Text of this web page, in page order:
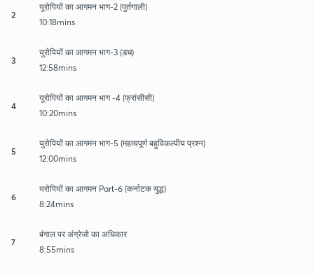
2
यूरोपियों का आगमन भाग-2 (पुर्तगाली)
10:18mins
3
युरोपियों का आगमन भाग-3 (डच)
12:58mins
4
यूरोपियों का आगमन भाग -4 (फ्रांसीसी)
10:20mins
5
युरोपियों का आगमन भाग-5 (महत्वपूर्ण बहुविकल्पीय प्रश्न)
12:00mins
6
यरोपियों का आगमन Part-6 (कर्नाटक युद्ध)
8:24mins
7
बंगाल पर अंग्रेजो का अधिकार
8:55mins